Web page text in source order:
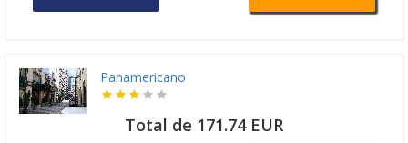
Panamericano
Total de 171.74 EUR